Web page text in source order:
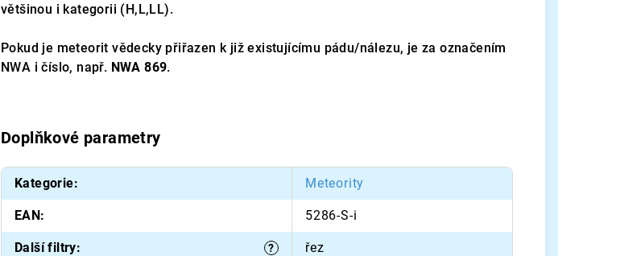
většinou i kategorii (H,L,LL).
Pokud je meteorit vědecky přiřazen k již existujícímu pádu/nálezu, je za označením
NWA i číslo, např. NWA 869.
Doplňkové parametry
Kategorie: Meteority
EAN: 5286-S-i
?
Další filtry: řez